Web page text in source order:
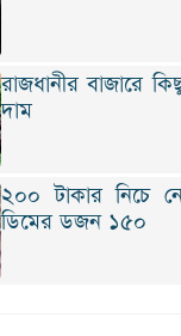
রাজধানীর বাজারে
দাম
২০০ টাকার নিচে
ডিমের ডজন ১৫০